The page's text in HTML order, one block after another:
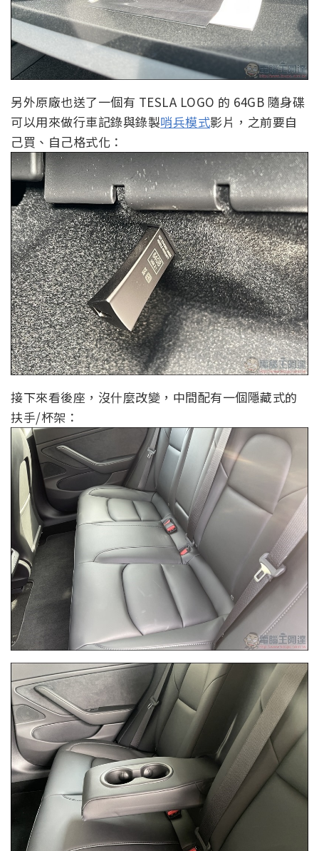
另外原廠也送了一個有 TESLA LOGO 的 64GB 隨身碟
可以用來做行車記錄與錄製哨兵模式影片，之前要自
己買、自己格式化：
接下來看後座，沒什麼改變，中間配有一個隱藏式的
扶手/杯架：